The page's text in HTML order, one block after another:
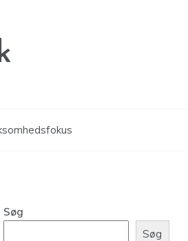
Søg
Søg